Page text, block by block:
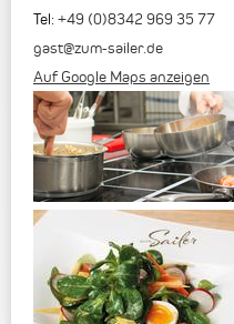
Tel: +49 (0)8342 969 35 77
gast@zum-sailer.de
Auf Google Maps anzeigen